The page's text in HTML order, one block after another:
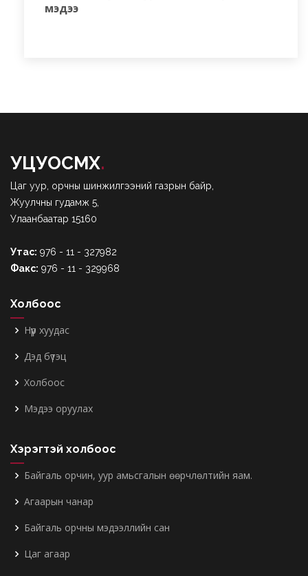
мэдээ
УЦУОСМХ.
Цаг уур, орчны шинжилгээний газрын байр,
Жуулчны гудамж 5,
Улаанбаатар 15160
Утас: 976 - 11 - 327982
Факс: 976 - 11 - 329968
Холбоос
Нүүр хуудас
Дэд бүтэц
Холбоос
Мэдээ оруулах
Хэрэгтэй холбоос
Байгаль орчин, уур амьсгалын өөрчлөлтийн яам.
Агаарын чанар
Байгаль орчны мэдээллийн сан
Цаг агаар